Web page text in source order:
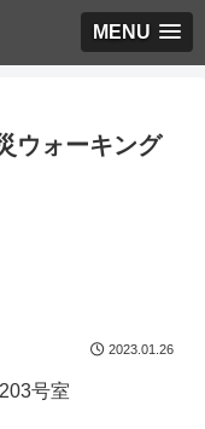
MENU
ウォーキング
2023.01.26
号室